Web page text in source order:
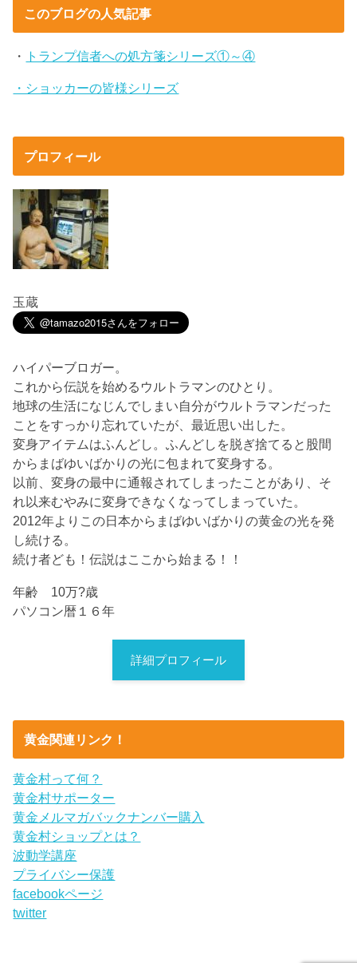
このブログの人気記事
・ トランプ信者への処方箋シリーズ①～④
・ショッカーの皆様シリーズ
プロフィール
玉蔵
ハイパーブロガー。
これから伝説を始めるウルトラマンのひとり。
地球の生活になじんでしまい自分がウルトラマンだった
ことをすっかり忘れていたが、最近思い出した。
変身アイテムはふんどし。ふんどしを脱ぎ捨てると股間
からまばゆいばかりの光に包まれて変身する。
以前、変身の最中に通報されてしまったことがあり、そ
れ以来むやみに変身できなくなってしまっていた。
2012年よりこの日本からまばゆいばかりの黄金の光を発
し続ける。
続け者ども！伝説はここから始まる！！
年齢 10万?歳
パソコン暦１６年
詳細プロフィール
黄金関連リンク！
黄金村って何？
黄金村サポーター
黄金メルマガバックナンバー購入
黄金村ショップとは？
波動学講座
プライバシー保護
facebookページ
twitter